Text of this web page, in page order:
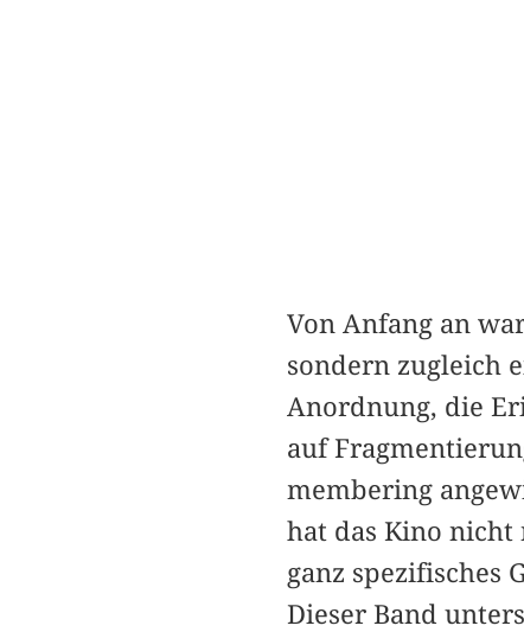
Von Anfang an
sondern zugleich
Anordnung, die
auf
membering
hat das Kino nicht
ganz spezifisches
Dieser Band